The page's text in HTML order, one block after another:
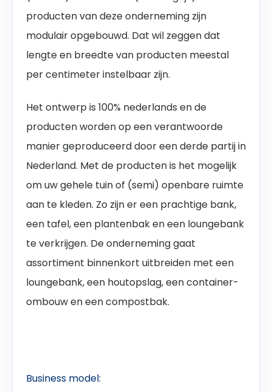
producten van deze onderneming zijn
modulair opgebouwd. Dat wil zeggen dat
lengte en breedte van producten meestal
per centimeter instelbaar zijn.
Het ontwerp is 100% nederlands en de
producten worden op een verantwoorde
manier geproduceerd door een derde partij in
Nederland. Met de producten is het mogelijk
om uw gehele tuin of (semi) openbare ruimte
aan te kleden. Zo zijn er een prachtige bank,
een tafel, een plantenbak en een loungebank
te verkrijgen. De onderneming gaat
assortiment binnenkort uitbreiden met een
loungebank, een houtopslag, een container-
ombouw en een compostbak.
Business model: